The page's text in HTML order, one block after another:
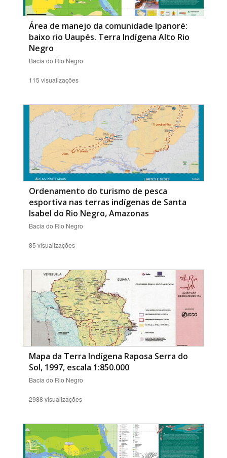
Área de manejo da comunidade Ipanoré:
baixo rio Uaupés. Terra Indígena Alto Rio
Negro
Bacia do Rio Negro
115 visualizações
Ordenamento do turismo de pesca
esportiva nas terras indígenas de Santa
Isabel do Rio Negro, Amazonas
Bacia do Rio Negro
85 visualizações
Mapa da Terra Indígena Raposa Serra do
Sol, 1997, escala 1:850.000
Bacia do Rio Negro
2988 visualizações